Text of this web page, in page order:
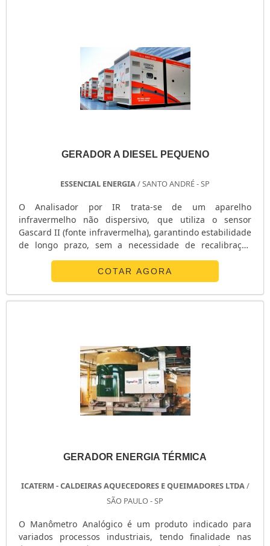
fornecedores de todo o Brasil..
GERADOR A DIESEL PEQUENO
ESSENCIAL ENERGIA/ SANTO ANDRÉ - SP
O Analisador por IR trata-se de um aparelho
infravermelho não dispersivo, que utiliza o sensor
Gascard II (fonte infravermelha), garantindo estabilidade
de longo prazo, sem a necessidade de recalibração
Desenvolvido para a análise de CO, metano, dióxido de
carbono e N2O, o Analisador por IR incorpora bomba
interna, visor de cristal líquido e correção de
COTAR AGORA
GERADOR ENERGIA TÉRMICA
ICATERM - CALDEIRAS AQUECEDORES E QUEIMADORES LTDA/
SÃO PAULO - SP
O Manômetro Analógico é um produto indicado para
variados processos industriais, tendo finalidade nas